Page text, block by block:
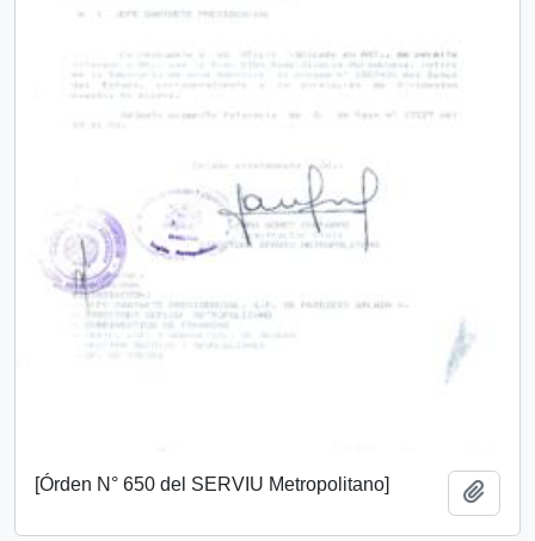
[Órden N° 650 del SERVIU Metropolitano]